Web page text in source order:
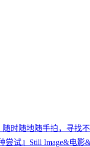
随时随地随手拍，寻找
尝试』Still Image&电影